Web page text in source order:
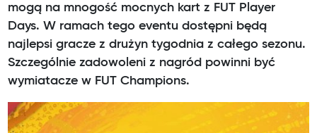
mogą na mnogość mocnych kart z FUT Player
Days. W ramach tego eventu dostępni będą
najlepsi gracze z drużyn tygodnia z całego sezonu.
Szczególnie zadowoleni z nagród powinni być
wymiatacze w FUT Champions.